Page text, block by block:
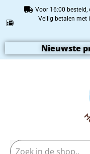
Voor 16:00 besteld,
Veilig betalen met
Nieuwste